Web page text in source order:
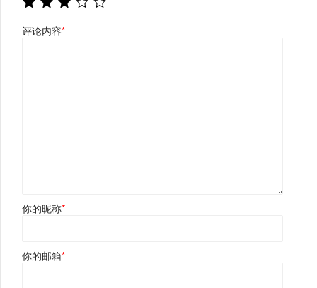
评论内容*
你的昵称*
你的邮箱*